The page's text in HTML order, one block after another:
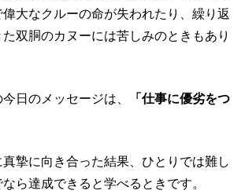
大なクルーの命が失われたり、繰り返
双胴のカヌーには苦しみのときもあり
日のメッセージは、
「仕事に優劣をつ
摯に向き合った結果、ひとりでは難し
ら達成できると学べるときです。